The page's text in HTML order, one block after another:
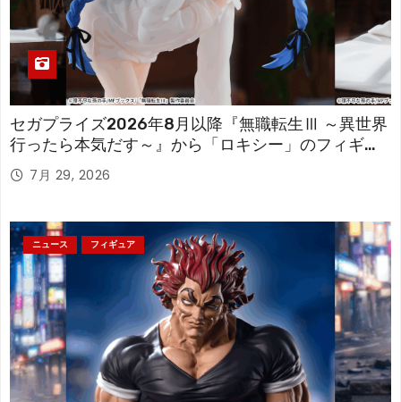
セガプライズ2026年8月以降『無職転生Ⅲ ～異世界
行ったら本気だす～』から「ロキシー」のフィギュ
アが登場！
7月 29, 2026
ニュース フィギュア